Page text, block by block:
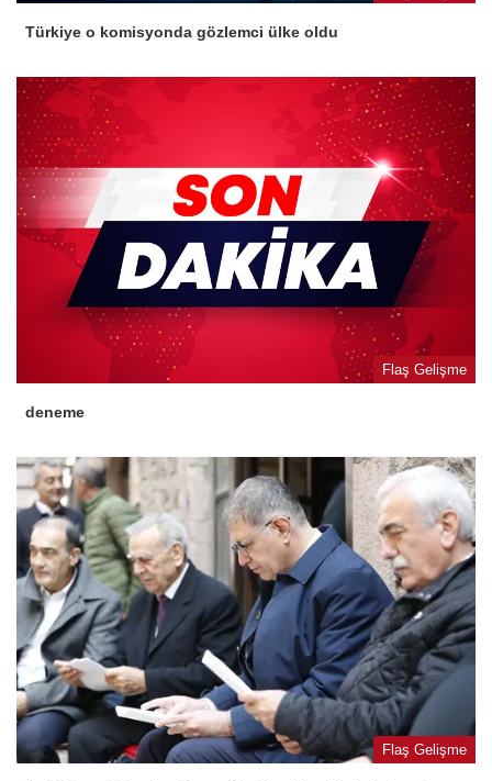
Türkiye o komisyonda gözlemci ülke oldu
Flaş Gelişme
deneme
Flaş Gelişme